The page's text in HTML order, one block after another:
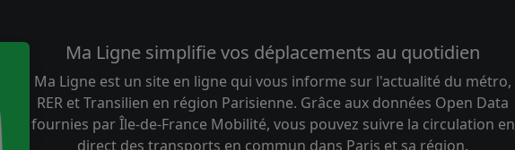
Ma Ligne simplifie vos déplacements au quotidien
Ma Ligne est un site en ligne qui vous informe sur l'actualité du métro,
RER et Transilien en région Parisienne. Grâce aux données Open Data
fournies par Île-de-France Mobilité, vous pouvez suivre la circulation en
direct des transports en commun dans Paris et sa région.